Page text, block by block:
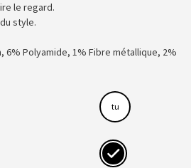
le regard.
style.
6% Polyamide, 1% Fibre métallique, 2%
tu